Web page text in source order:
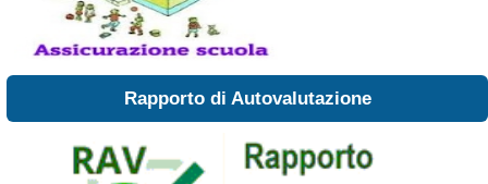
Rapporto di Autovalutazione